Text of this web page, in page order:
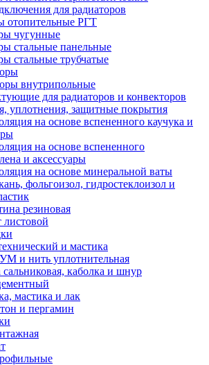
для радиаторов
отопительные РГТ
чугунные
стальные панельные
стальные трубчатые
внутрипольные
для радиаторов и конвекторов
уплотнения, защитные покрытия
на основе вспененного каучука и
на основе вспененного
и аксессуары
на основе минеральной ваты
фольгоизол, гидростеклоизол и
резиновая
и мастика
и нить уплотнительная
каболка и шнур
мастика и лак
и пергамин